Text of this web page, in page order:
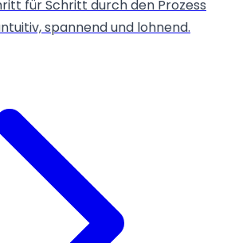
für Schritt durch den Prozess
spannend und lohnend.